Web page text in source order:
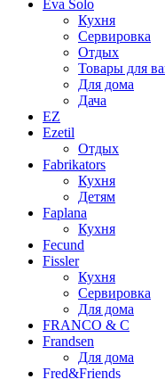
Eva Solo
Кухня
Сервировка
Отдых
Товары для
Для дома
Дача
EZ
Ezetil
Отдых
Fabrikators
Кухня
Детям
Faplana
Кухня
Fecund
Fissler
Кухня
Сервировка
Для дома
FRANCO & C
Frandsen
Для дома
Fred&Friends